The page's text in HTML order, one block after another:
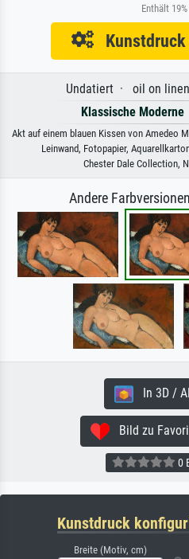
Enthält
Kunstdruck
Undatiert · oil on
Klassische Moderne
Akt auf einem blauen Kissen von Amedeo
Leinwand, Fotopapier,
Chester Dale Collection,
Andere
In 3D /
Bild zu
0
Kunstdruck
Breite (Motiv, cm)